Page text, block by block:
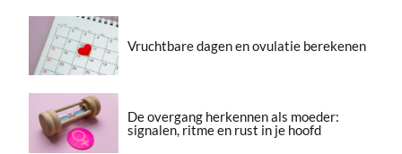
Vruchtbare dagen en ovulatie berekenen
De overgang herkennen als moeder:
signalen, ritme en rust in je hoofd